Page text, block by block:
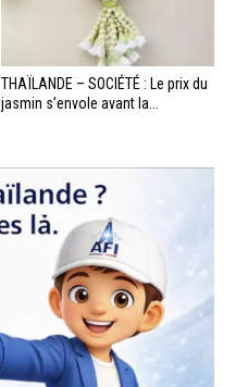
THAÏLANDE – SOCIÉTÉ : Le prix du
jasmin s’envole avant la...